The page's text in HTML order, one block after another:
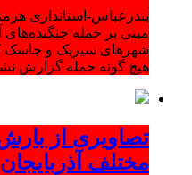
بندرعباس-استانداری
مبنی بر حمله
شهرهای سیریک و جاسک
هیچ گونه حمله گزارش
تصاویری از
مختلف